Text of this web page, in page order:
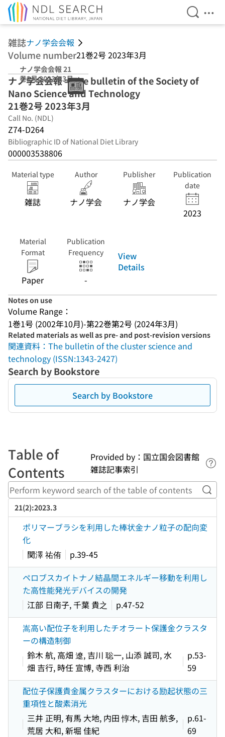
Open
雑誌ナノ学会会報
Volume number21巻2号 2023年3月
ナノ学会会報 21
巻2号 2023年3月
ナノ学会会報 = The bulletin of the Society of
Nano Science and Technology
21巻2号 2023年3月
Call No. (NDL)
Z74-D264
Bibliographic ID of National Diet Library
000003538806
Material type
雑誌
Author
ナノ学会
Publisher
ナノ学会
Publication
date
2023
Material
Format
Paper
Publication
Frequency
-
View
Details
Notes on use
Volume Range：
1巻1号 (2002年10月)-第22巻第2号 (2024年3月)
Related materials as well as pre- and post-revision versions
関連資料：The bulletin of the cluster science and
technology (ISSN:1343-2427)
Search by Bookstore
Search by Bookstore
Table of
Contents
Provided by：国立国会図書館
雑誌記事索引
21(2):2023.3
ポリマーブラシを利用した棒状金ナノ粒子の配向変
化
関澤 祐侑
p.39-45
ペロブスカイトナノ結晶間エネルギー移動を利用し
た高性能発光デバイスの開発
江部 日南子, 千葉 貴之
p.47-52
嵩高い配位子を利用したチオラート保護金クラスタ
ーの構造制御
鈴木 航, 高畑 遼, 吉川 聡一, 山添 誠司, 水
畑 吉行, 時任 宣博, 寺西 利治
p.53-
59
配位子保護貴金属クラスターにおける励起状態の三
重項性と酸素消光
三井 正明, 有馬 大地, 内田 惇木, 吉田 航多,
荒居 大和, 新堀 佳紀
p.61-
69